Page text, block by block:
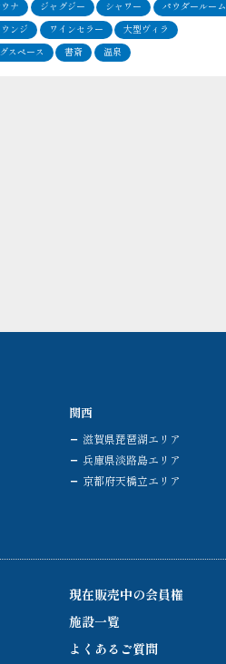
ナ ジャグジー シャワー パウダールーム
ウンジ ワインセラー 大型ヴィラ
スペース 書斎 温泉
関西
滋賀県琵琶湖エリア
兵庫県淡路島エリア
京都府天橋立エリア
現在販売中の会員権
施設一覧
よくあるご質問